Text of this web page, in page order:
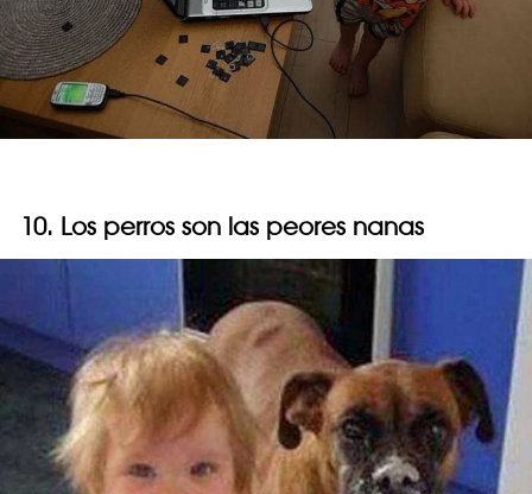
10. Los perros son las peores nanas